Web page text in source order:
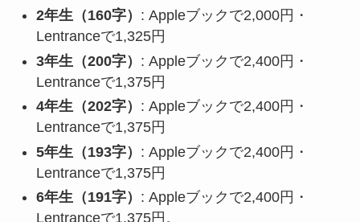
2年生（160字） : Appleブックで2,000円・
Lentranceで1,325円
3年生（200字） : Appleブックで2,400円・
Lentranceで1,375円
4年生（202字） : Appleブックで2,400円・
Lentranceで1,375円
5年生（193字） : Appleブックで2,400円・
Lentranceで1,375円
6年生（191字） : Appleブックで2,400円・
Lentranceで1,375円。